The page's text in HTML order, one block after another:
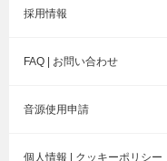
採用情報
FAQ | お問い合わせ
音源使用申請
個人情報 | クッキーポリシー